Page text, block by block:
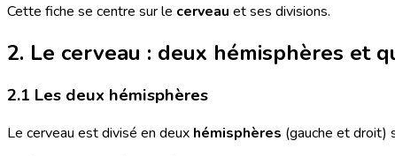
Cette fiche se centre sur le cerveau et ses divisions.
2. Le cerveau : deux hémisphères et
2.1 Les deux hémisphères
Le cerveau est divisé en deux hémisphères (gauche et droit)